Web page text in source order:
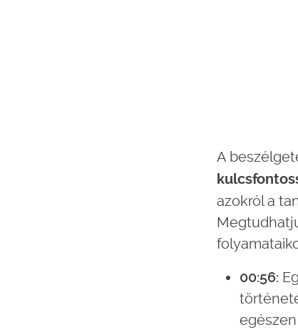
A
azokról a
00:56: